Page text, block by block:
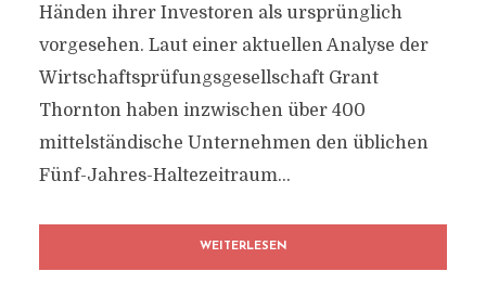
Händen ihrer Investoren als ursprünglich
vorgesehen. Laut einer aktuellen Analyse der
Wirtschaftsprüfungsgesellschaft Grant
Thornton haben inzwischen über 400
mittelständische Unternehmen den üblichen
Fünf-Jahres-Haltezeitraum...
WEITERLESEN